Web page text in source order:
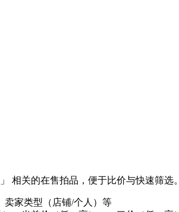
相关的在售拍品，便于比价与快速筛选。
卖家类型（店铺/个人）等